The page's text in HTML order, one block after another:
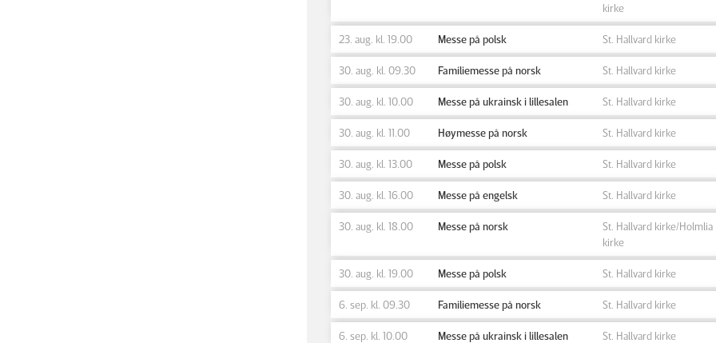
kirke
23. aug. kl. 19.00 Messe på polsk St. Hallvard kirke
30. aug. kl. 09.30 Familiemesse på norsk St. Hallvard kirke
30. aug. kl. 10.00 Messe på ukrainsk i lillesalen St. Hallvard kirke
30. aug. kl. 11.00 Høymesse på norsk St. Hallvard kirke
30. aug. kl. 13.00 Messe på polsk St. Hallvard kirke
30. aug. kl. 16.00 Messe på engelsk St. Hallvard kirke
30. aug. kl. 18.00 Messe på norsk
St. Hallvard kirke/Holmlia
kirke
30. aug. kl. 19.00 Messe på polsk St. Hallvard kirke
6. sep. kl. 09.30 Familiemesse på norsk St. Hallvard kirke
6. sep. kl. 10.00 Messe på ukrainsk i lillesalen St. Hallvard kirke